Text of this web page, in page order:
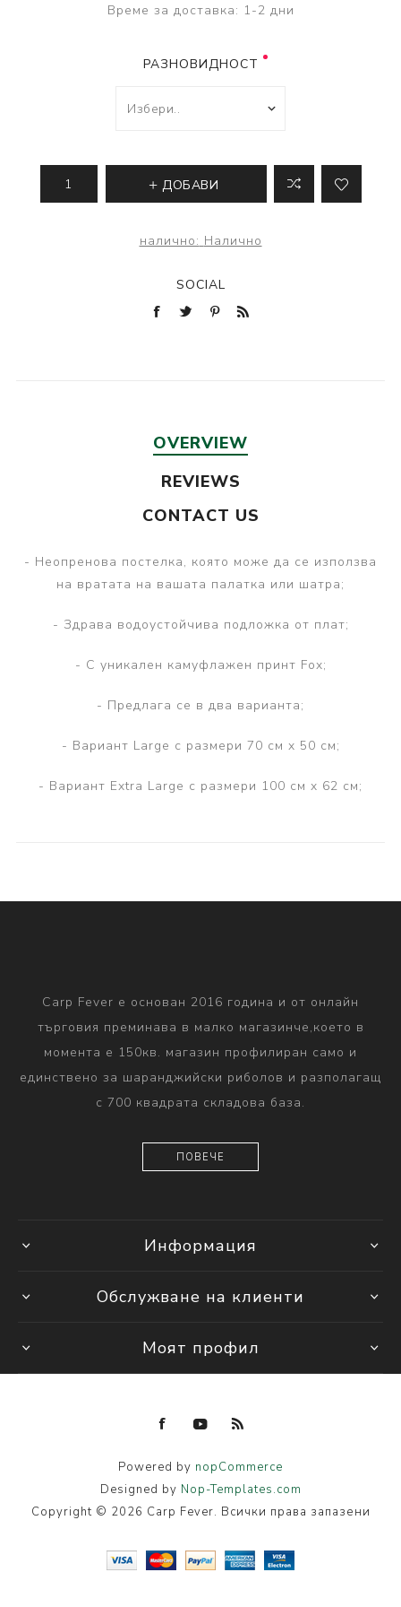
Време за доставка: 1-2 дни
РАЗНОВИДНОСТ
ДОБАВИ
налично: Налично
SOCIAL
OVERVIEW
REVIEWS
CONTACT US
- Неопренова постелка, която може да се използва
на вратата на вашата палатка или шатра;
- Здрава водоустойчива подложка от плат;
- С уникален камуфлажен принт Fox;
- Предлага се в два варианта;
- Вариант Large с размери 70 см x 50 см;
- Вариант Extra Large с размери 100 см x 62 см;
Carp Fever е основан 2016 година и от онлайн
търговия преминава в малко магазинче,което в
момента е 150кв. магазин профилиран само и
единствено за шаранджийски риболов и разполагащ
с 700 квадрата складова база.
ПОВЕЧЕ
Информация
Обслужване на клиенти
Моят профил
Powered by nopCommerce
Designed by Nop-Templates.com
Copyright © 2026 Carp Fever. Всички права запазени